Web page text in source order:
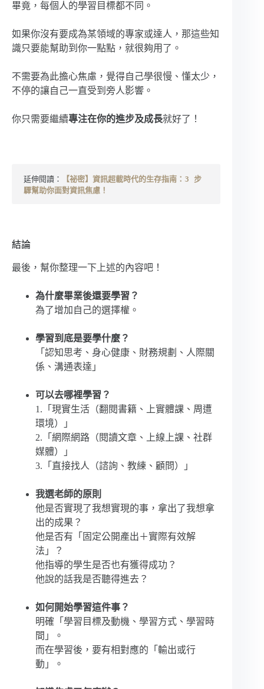
畢竟，每個人的學習目標都不同。
如果你沒有要成為某領域的專家或達人，那這些知
識只要能幫助到你一點點，就很夠用了。
不需要為此擔心焦慮，覺得自己學很慢、懂太少，
不停的讓自己一直受到旁人影響。
你只需要繼續專注在你的進步及成長就好了！
延伸閱讀：
【祕密】資訊超載時代的生存指南：3 步
驟幫助你面對資訊焦慮！
結論
最後，幫你整理一下上述的內容吧！
為什麼畢業後還要學習？
為了增加自己的選擇權。
學習到底是要學什麼？
「認知思考、身心健康、財務規劃、人際關
係、溝通表達」
可以去哪裡學習？
1.「現實生活（翻閱書籍、上實體課、周遭
環境）」
2.「網際網路（閱讀文章、上線上課、社群
媒體）」
3.「直接找人（諮詢、教練、顧問）」
我選老師的原則
他是否實現了我想實現的事，拿出了我想拿
出的成果？
他是否有「固定公開產出＋實際有效解
法」？
他指導的學生是否也有獲得成功？
他說的話我是否聽得進去？
如何開始學習這件事？
明確「學習目標及動機、學習方式、學習時
間」。
而在學習後，要有相對應的「輸出或行
動」。